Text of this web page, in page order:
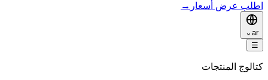
اطلب عرض أسعار →
ar
⌄
☰
كتالوج المنتجات